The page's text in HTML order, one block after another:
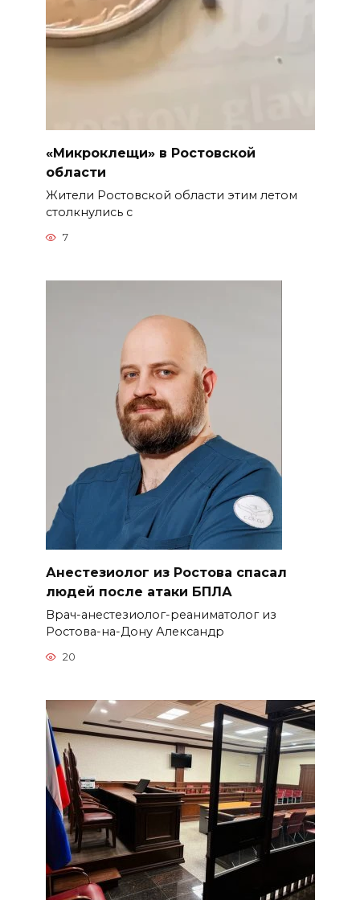
«Микроклещи» в Ростовской
области
Жители Ростовской области этим летом
столкнулись с
7
Анестезиолог из Ростова спасал
людей после атаки БПЛА
Врач-анестезиолог-реаниматолог из
Ростова-на-Дону Александр
20